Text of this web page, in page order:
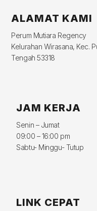
ALAMAT KAMI
Perum Mutiara Regency
Kelurahan Wirasana, Kec.
Tengah 53318
JAM KERJA
Senin – Jumat
09:00 – 16:00 pm
Sabtu- Minggu- Tutup
LINK CEPAT